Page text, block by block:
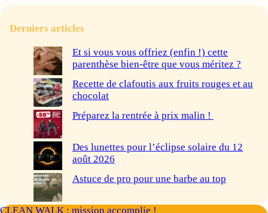
Derniers articles
Et si vous vous offriez (enfin !) cette
parenthèse bien-être que vous méritez ?
Recette de clafoutis aux fruits rouges et au
chocolat
Préparez la rentrée à prix malin !
Des lunettes pour l’éclipse solaire du 12
août 2026
Astuce de pro pour une barbe au top
CLEAN WALK : mission accomplie !